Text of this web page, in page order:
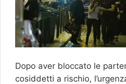
Dopo aver bloccato le
cosiddetti a rischio,